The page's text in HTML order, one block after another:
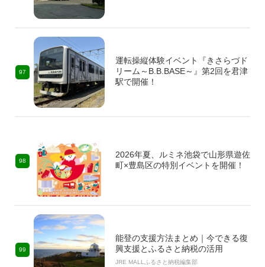
97
運転操縦体験イベント『きさらづド
リーム～B.B.BASE～』第2回を君津
駅で開催！
98
2026年夏、ルミネ池袋で山形県遊佐
町×豊島区の特別イベントを開催！
99
能登の支援方法まとめ｜今できる復
興支援とふるさと納税の活用
JRE MALLふるさと納税編集部